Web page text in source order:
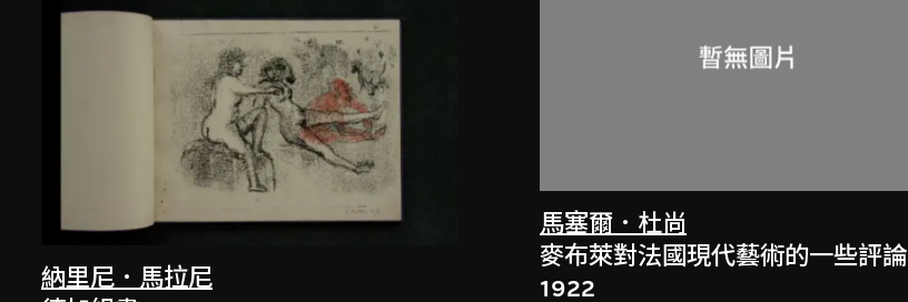
納里尼．馬拉尼
馬塞爾．杜尚
麥布萊對法國現代藝術的一些評論
1922